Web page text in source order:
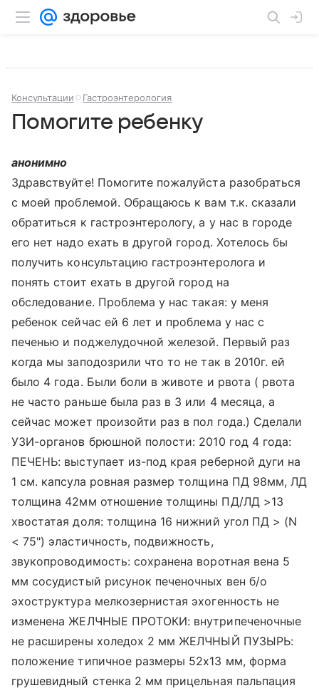
Консультации Гастроэнтерология
Помогите ребенку
анонимно
Здравствуйте! Помогите пожалуйста разобраться
с моей проблемой. Обращаюсь к вам т.к. сказали
обратиться к гастроэнтерологу, а у нас в городе
его нет надо ехать в другой город. Хотелось бы
получить консультацию гастроэнтеролога и
понять стоит ехать в другой город на
обследование. Проблема у нас такая: у меня
ребенок сейчас ей 6 лет и проблема у нас с
печенью и поджелудочной железой. Первый раз
когда мы заподозрили что то не так в 2010г. ей
было 4 года. Были боли в животе и рвота ( рвота
не часто раньше была раз в 3 или 4 месяца, а
сейчас может произойти раз в пол года.) Сделали
УЗИ-органов брюшной полости: 2010 год 4 года:
ПЕЧЕНЬ: выступает из-под края реберной дуги на
1 см. капсула ровная размер толщина ПД 98мм, ЛД
толщина 42мм отношение толщины ПД/ЛД >13
хвостатая доля: толщина 16 нижний угол ПД > (N
< 75") эластичность, подвижность,
звукопроводимость: сохранена воротная вена 5
мм сосудистый рисунок печеночных вен б/о
эхоструктура мелкозернистая эхогенность не
изменена ЖЕЛЧНЫЕ ПРОТОКИ: внутрипеченочные
не расширены холедох 2 мм ЖЕЛЧНЫЙ ПУЗЫРЬ:
положение типичное размеры 52х13 мм, форма
грушевидный стенка 2 мм прицельная пальпация